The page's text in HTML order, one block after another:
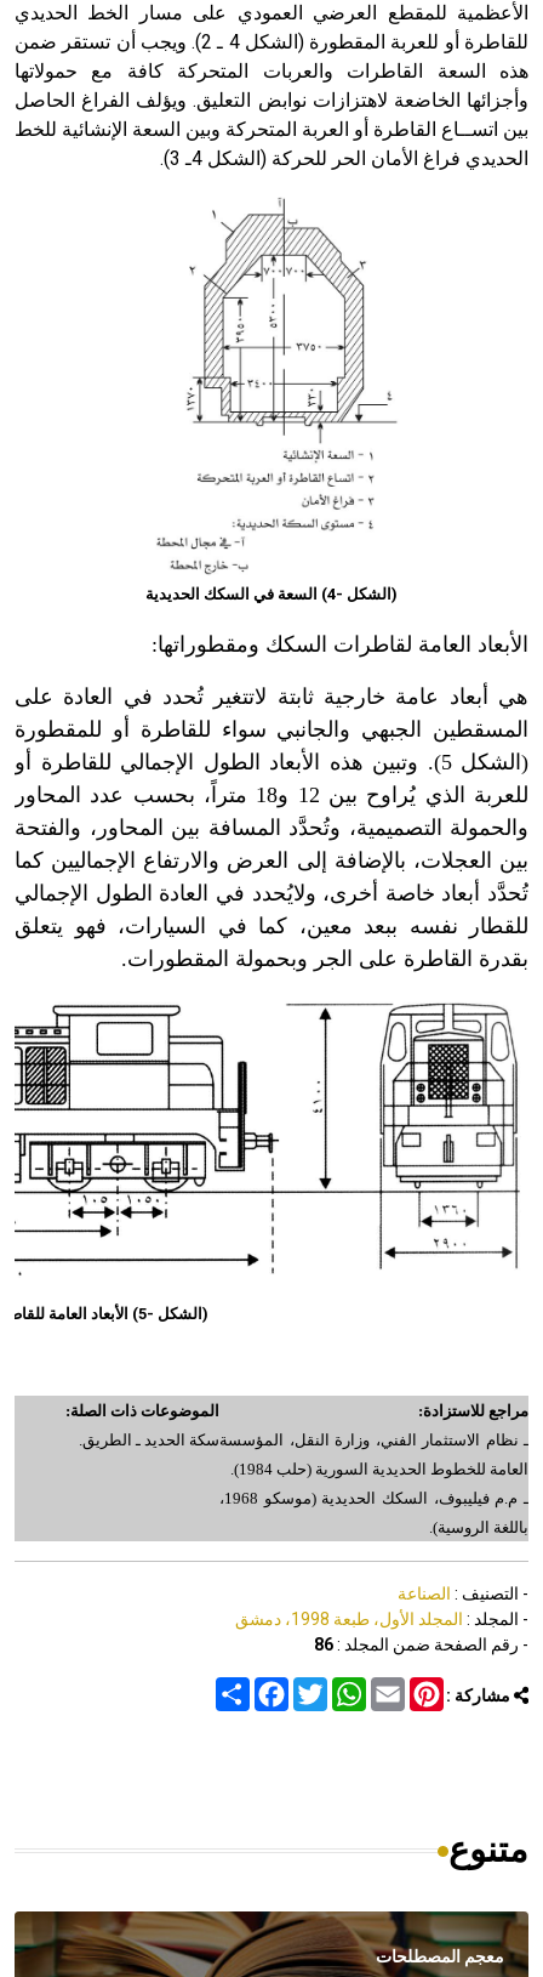
الأعظمية للمقطع العرضي العمودي على مسار الخط الحديدي
للقاطرة أو للعربة المقطورة (الشكل 4 ـ 2). ويجب أن تستقر ضمن
هذه السعة القاطرات والعربات المتحركة كافة مع حمولاتها
وأجزائها الخاضعة لاهتزازات نوابض التعليق. ويؤلف الفراغ الحاصل
بين اتســاع القاطرة أو العربة المتحركة وبين السعة الإنشائية للخط
الحديدي فراغ الأمان الحر للحركة (الشكل 4ـ 3).
(الشكل -4) السعة في السكك الحديدية
الأبعاد العامة لقاطرات السكك ومقطوراتها:
هي أبعاد عامة خارجية ثابتة لاتتغير تُحدد في العادة على
المسقطين الجبهي والجانبي سواء للقاطرة أو للمقطورة
(الشكل 5). وتبين هذه الأبعاد الطول الإجمالي للقاطرة أو
للعربة الذي يُراوح بين 12 و18 متراً، بحسب عدد المحاور
والحمولة التصميمية، وتُحدَّد المسافة بين المحاور، والفتحة
بين العجلات، بالإضافة إلى العرض والارتفاع الإجماليين كما
تُحدَّد أبعاد خاصة أخرى، ولايُحدد في العادة الطول الإجمالي
للقطار نفسه ببعد معين، كما في السيارات، فهو يتعلق
بقدرة القاطرة على الجر وبحمولة المقطورات.
(الشكل -5) الأبعاد العامة للقاطرة
مراجع للاستزادة:
ـ نظام الاستثمار الفني، وزارة النقل، المؤسسة
العامة للخطوط الحديدية السورية (حلب 1984).
ـ م.م فيليبوف، السكك الحديدية (موسكو 1968،
باللغة الروسية).
الموضوعات ذات الصلة:
سكة الحديد ـ الطريق.
- التصنيف : الصناعة
- المجلد : المجلد الأول، طبعة 1998، دمشق
- رقم الصفحة ضمن المجلد :86
مشاركة : Share
FacebookTwitter
WhatsAppEmail
Pinterest
متنوع
معجم المصطلحات